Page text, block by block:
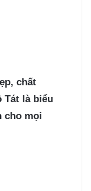
chất
Tát là biểu
cho mọi